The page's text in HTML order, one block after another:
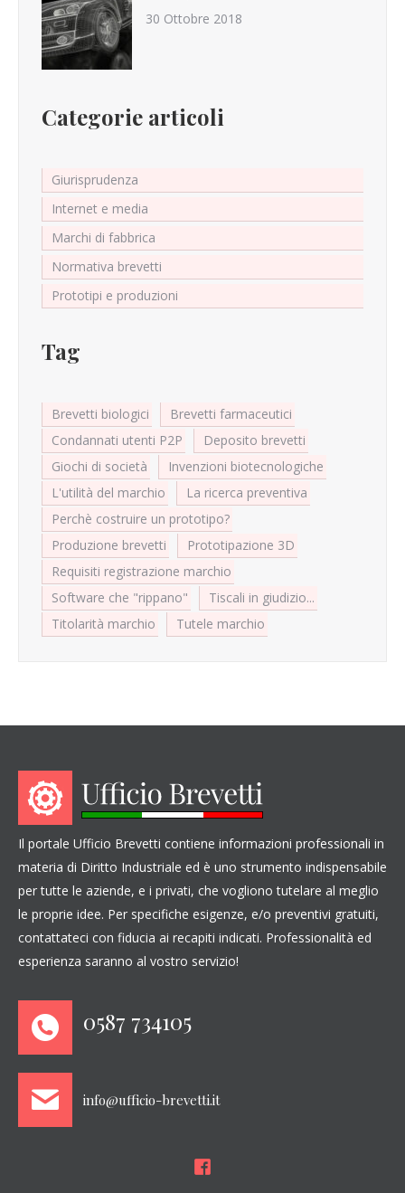
30 Ottobre 2018
Categorie articoli
Giurisprudenza
Internet e media
Marchi di fabbrica
Normativa brevetti
Prototipi e produzioni
Tag
Brevetti biologici
Brevetti farmaceutici
Condannati utenti P2P
Deposito brevetti
Giochi di società
Invenzioni biotecnologiche
L'utilità del marchio
La ricerca preventiva
Perchè costruire un prototipo?
Produzione brevetti
Prototipazione 3D
Requisiti registrazione marchio
Software che "rippano"
Tiscali in giudizio...
Titolarità marchio
Tutele marchio
Il portale Ufficio Brevetti contiene informazioni professionali in
materia di Diritto Industriale ed è uno strumento indispensabile
per tutte le aziende, e i privati, che vogliono tutelare al meglio
le proprie idee. Per specifiche esigenze, e/o preventivi gratuiti,
contattateci con fiducia ai recapiti indicati. Professionalità ed
esperienza saranno al vostro servizio!
0587 734105
info@ufficio-brevetti.it